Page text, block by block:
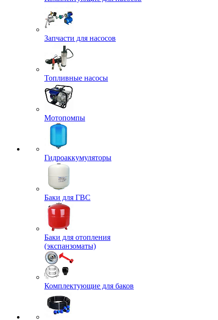
Запчасти для насосов
Топливные насосы
Мотопомпы
Гидроаккумуляторы
Баки для ГВС
Баки для отопления
(экспанзоматы)
Комплектующие для баков